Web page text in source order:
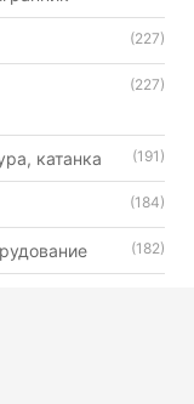
(227)
(227)
катанка (191)
(184)
(182)